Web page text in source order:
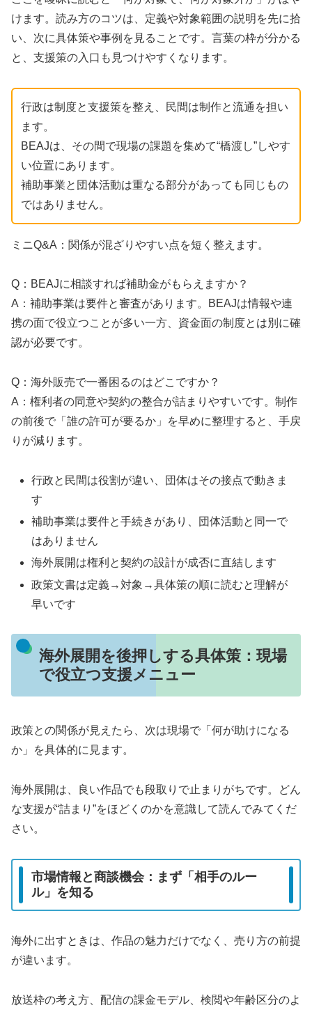
けます。読み方のコツは、定義や対象範囲の説明を先に拾
い、次に具体策や事例を見ることです。言葉の枠が分かる
と、支援策の入口も見つけやすくなります。
行政は制度と支援策を整え、民間は制作と流通を担い
ます。
BEAJは、その間で現場の課題を集めて“橋渡し”しやす
い位置にあります。
補助事業と団体活動は重なる部分があっても同じもの
ではありません。
ミニQ&A：関係が混ざりやすい点を短く整えます。
Q：BEAJに相談すれば補助金がもらえますか？
A：補助事業は要件と審査があります。BEAJは情報や連
携の面で役立つことが多い一方、資金面の制度とは別に確
認が必要です。
Q：海外販売で一番困るのはどこですか？
A：権利者の同意や契約の整合が詰まりやすいです。制作
の前後で「誰の許可が要るか」を早めに整理すると、手戻
りが減ります。
行政と民間は役割が違い、団体はその接点で動きま
す
補助事業は要件と手続きがあり、団体活動と同一で
はありません
海外展開は権利と契約の設計が成否に直結します
政策文書は定義→対象→具体策の順に読むと理解が
早いです
海外展開を後押しする具体策：現場
で役立つ支援メニュー
政策との関係が見えたら、次は現場で「何が助けになる
か」を具体的に見ます。
海外展開は、良い作品でも段取りで止まりがちです。どん
な支援が“詰まり”をほどくのかを意識して読んでみてくだ
さい。
市場情報と商談機会：まず「相手のルー
ル」を知る
海外に出すときは、作品の魅力だけでなく、売り方の前提
が違います。
放送枠の考え方、配信の課金モデル、検閲や年齢区分のよ